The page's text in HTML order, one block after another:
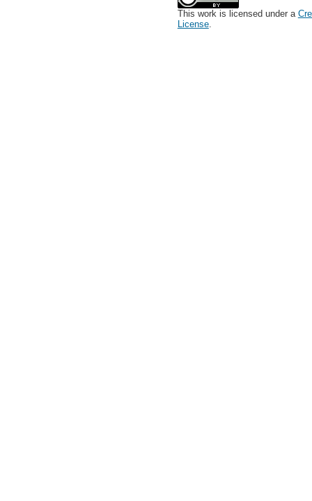
This work is licensed under a
License.